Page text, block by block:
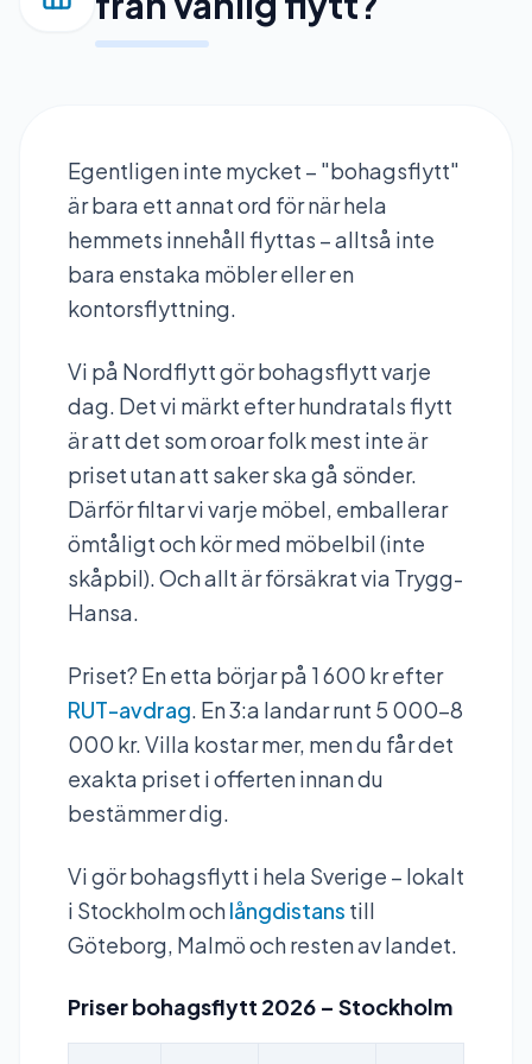
Egentligen inte mycket – "bohagsflytt"
är bara ett annat ord för när hela
hemmets innehåll flyttas – alltså inte
bara enstaka möbler eller en
kontorsflyttning.
Vi på Nordflytt gör bohagsflytt varje
dag. Det vi märkt efter hundratals flytt
är att det som oroar folk mest inte är
priset utan att saker ska gå sönder.
Därför filtar vi varje möbel, emballerar
ömtåligt och kör med möbelbil (inte
skåpbil). Och allt är försäkrat via Trygg-
Hansa.
Priset? En etta börjar på 1 600 kr efter
RUT-avdrag. En 3:a landar runt 5 000–8
000 kr. Villa kostar mer, men du får det
exakta priset i offerten innan du
bestämmer dig.
Vi gör bohagsflytt i hela Sverige – lokalt
i Stockholm ochlångdistans till
Göteborg, Malmö och resten av landet.
Priser bohagsflytt 2026 – Stockholm